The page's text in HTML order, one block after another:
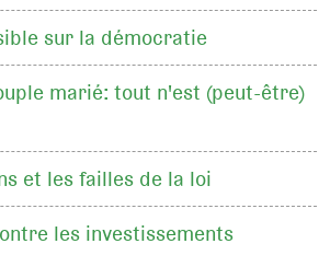
sur la démocratie
marié: tout n'est (peut-être)
et les failles de la loi
les investissements